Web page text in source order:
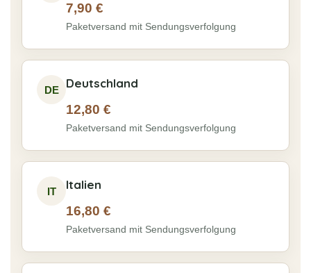
7,90 €
Paketversand mit Sendungsverfolgung
DE
Deutschland
12,80 €
Paketversand mit Sendungsverfolgung
IT
Italien
16,80 €
Paketversand mit Sendungsverfolgung